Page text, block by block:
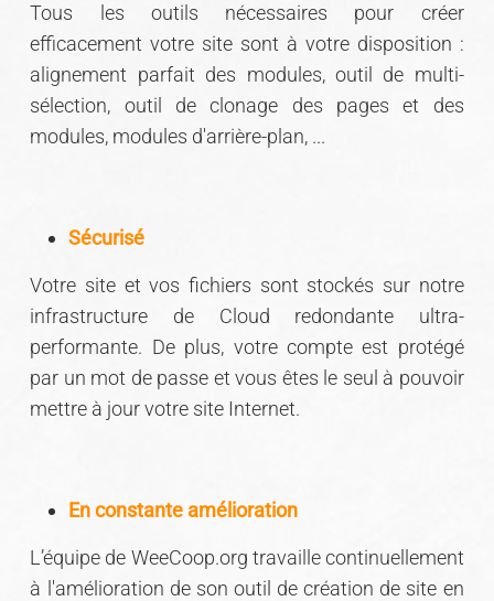
Tous les outils nécessaires pour créer
efficacement votre site sont à votre disposition :
alignement parfait des modules, outil de multi-
sélection, outil de clonage des pages et des
modules, modules d'arrière-plan, ...
Sécurisé
Votre site et vos fichiers sont stockés sur notre
infrastructure de Cloud redondante ultra-
performante. De plus, votre compte est protégé
par un mot de passe et vous êtes le seul à pouvoir
mettre à jour votre site Internet.
En constante amélioration
L’équipe de WeeCoop.org travaille continuellement
à l'amélioration de son outil de création de site en